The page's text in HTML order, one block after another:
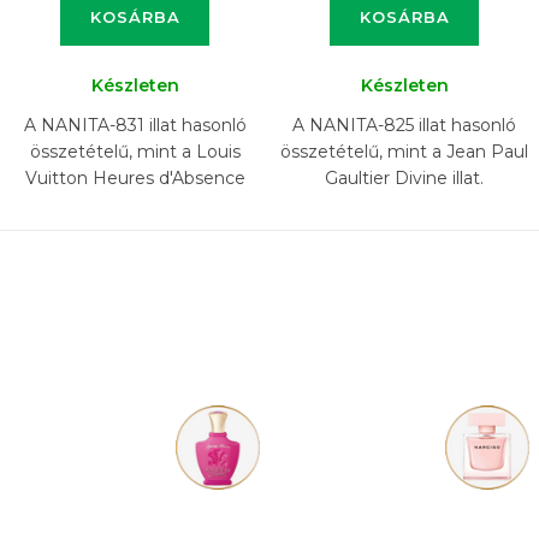
KOSÁRBA
Készleten
A NANITA-831 illat hasonló
összetételű, mint a Louis
Vuitton Heures d'Absence
KOSÁRBA
Készleten
A NANITA-825 illat hasonló
összetételű, mint a Jean Paul
Gaultier Divine illat.